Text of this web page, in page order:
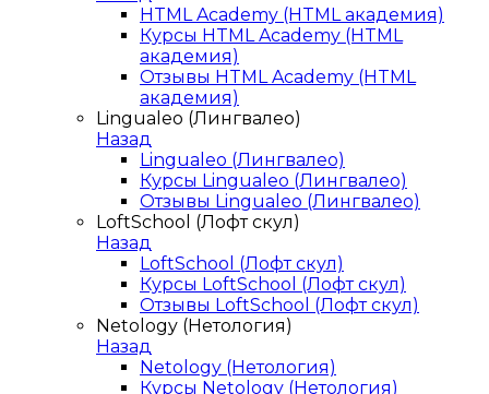
HTML Academy (HTML академия)
Курсы HTML Academy (HTML
академия)
Отзывы HTML Academy (HTML
академия)
Lingualeo (Лингвалео)
Назад
Lingualeo (Лингвалео)
Курсы Lingualeo (Лингвалео)
Отзывы Lingualeo (Лингвалео)
LoftSchool (Лофт скул)
Назад
LoftSchool (Лофт скул)
Курсы LoftSchool (Лофт скул)
Отзывы LoftSchool (Лофт скул)
Netology (Нетология)
Назад
Netology (Нетология)
Курсы Netology (Нетология)